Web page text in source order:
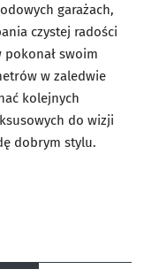
garażach,
czystej radości
swoim
w zaledwie
kolejnych
do wizji
dobrym stylu.